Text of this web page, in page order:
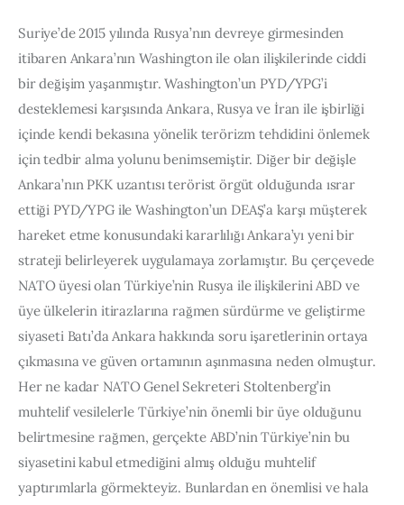
Suriye’de 2015 yılında Rusya’nın devreye girmesinden
itibaren Ankara’nın Washington ile olan ilişkilerinde ciddi
bir değişim yaşanmıştır. Washington’un PYD/YPG’i
desteklemesi karşısında Ankara, Rusya ve İran ile işbirliği
içinde kendi bekasına yönelik terörizm tehdidini önlemek
için tedbir alma yolunu benimsemiştir. Diğer bir değişle
Ankara’nın PKK uzantısı terörist örgüt olduğunda ısrar
ettiği PYD/YPG ile Washington’un DEAŞ’a karşı müşterek
hareket etme konusundaki kararlılığı Ankara’yı yeni bir
strateji belirleyerek uygulamaya zorlamıştır. Bu çerçevede
NATO üyesi olan Türkiye’nin Rusya ile ilişkilerini ABD ve
üye ülkelerin itirazlarına rağmen sürdürme ve geliştirme
siyaseti Batı’da Ankara hakkında soru işaretlerinin ortaya
çıkmasına ve güven ortamının aşınmasına neden olmuştur.
Her ne kadar NATO Genel Sekreteri Stoltenberg’in
muhtelif vesilelerle Türkiye’nin önemli bir üye olduğunu
belirtmesine rağmen, gerçekte ABD’nin Türkiye’nin bu
siyasetini kabul etmediğini almış olduğu muhtelif
yaptırımlarla görmekteyiz. Bunlardan en önemlisi ve hala